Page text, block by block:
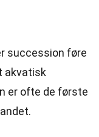
succession føre
akvatisk
er ofte de første